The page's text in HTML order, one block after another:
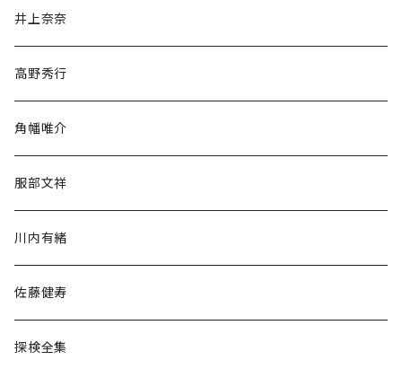
文学・小説・物語
随筆・ノンフィクション・その他
民族・風習
井上奈奈
高野秀行
角幡唯介
服部文祥
川内有緒
佐藤健寿
探検全集